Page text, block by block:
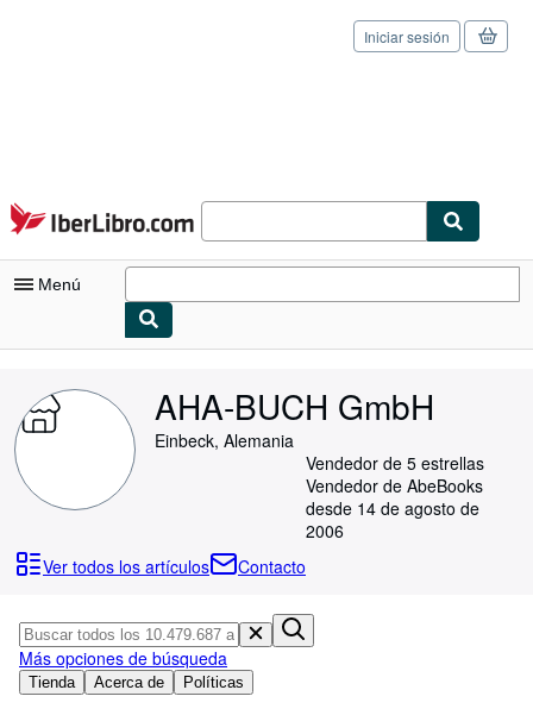
Pasar al contenido principal
IberLibro.com
Iniciar sesión
Menú
Consultar mis pedidos
Búsqueda avanzada
Libros antiguos
Arte y coleccionismo
Vendedores
Comenzar a vender
AHA-BUCH GmbH
Einbeck, Alemania
Vendedor de 5 estrellas
Vendedor de AbeBooks
desde 14 de agosto de
2006
Ver todos los artículos
Contacto
Tienda Acerca de Políticas
Más opciones de búsqueda